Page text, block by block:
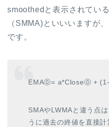
smoothedと表示されてい
（SMMA)といいいますが
です。
EMA⓪= a*Close⓪ +
SMAやLWMAと違う点
うに過去の終値を直接